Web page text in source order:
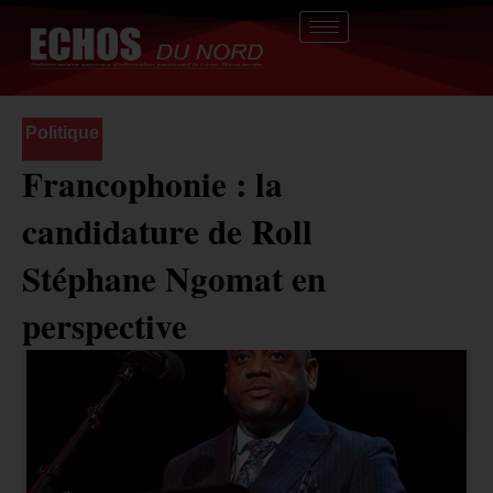
contenu
Politique
Francophonie : la
candidature de Roll
Stéphane Ngomat en
perspective